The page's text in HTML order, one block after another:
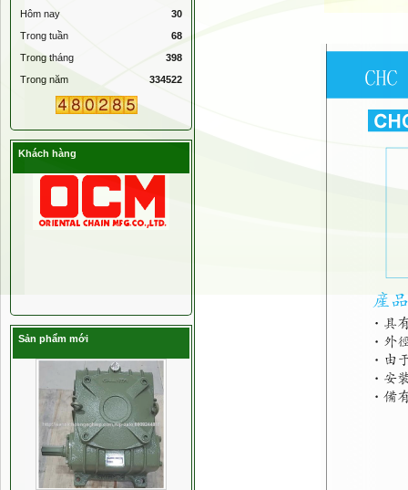
Hôm nay
30
Trong tuần
68
Trong tháng
398
Trong năm
334522
Khách hàng
Sản phẩm mới